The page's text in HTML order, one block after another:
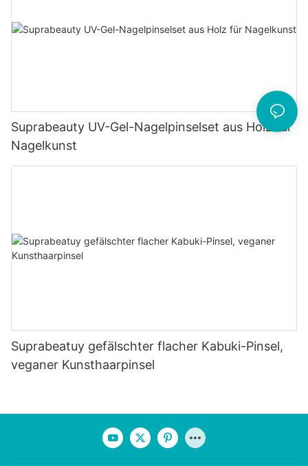
Suprabeauty UV-Gel-Nagelpinselset aus Holz für
Nagelkunst
Suprabeatuy gefälschter flacher Kabuki-Pinsel,
veganer Kunsthaarpinsel